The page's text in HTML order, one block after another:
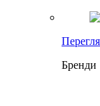
Бренди